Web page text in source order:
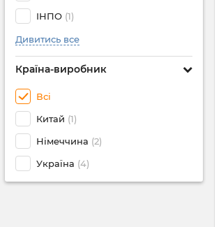
ІНПО (1)
Дивитись все
Країна-виробник
Всі
Китай (1)
Німеччина (2)
Україна (4)